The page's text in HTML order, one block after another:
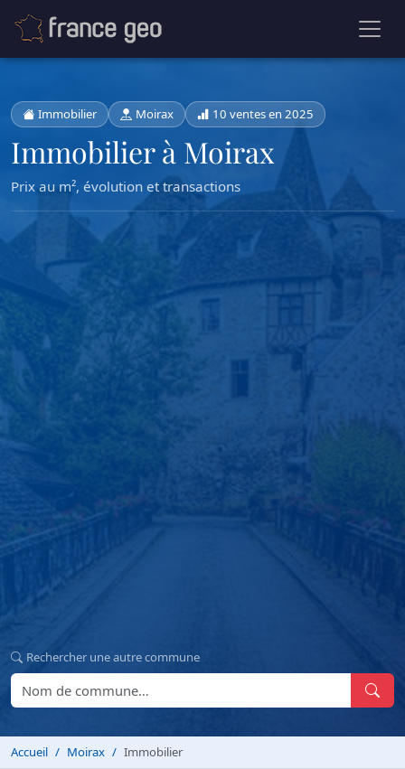
Immobilier Moirax 10 ventes en 2025
Immobilier à Moirax
Prix au m², évolution et transactions
Rechercher une autre commune
Accueil Moirax Immobilier